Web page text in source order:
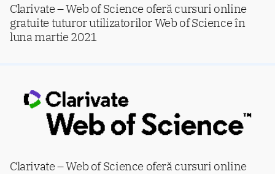
Clarivate – Web of Science oferă cursuri online
gratuite tuturor utilizatorilor Web of Science în
luna martie 2021
Clarivate – Web of Science oferă cursuri online